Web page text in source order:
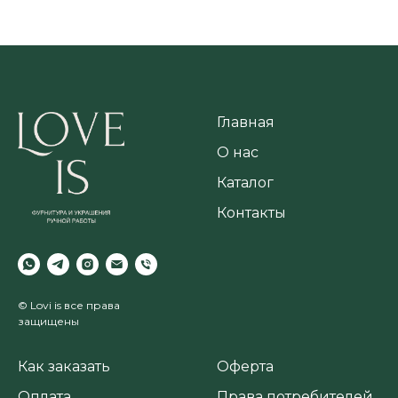
© Lovi is все права
защищены
Главная
О нас
Каталог
Контакты
Как заказать
Оферта